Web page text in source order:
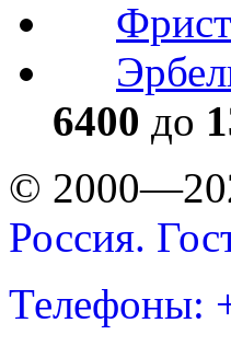
6400 до
©
Россия.
Телефоны: